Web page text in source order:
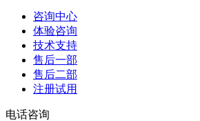
咨询中心
体验咨询
技术支持
售后一部
售后二部
注册试用
电话咨询